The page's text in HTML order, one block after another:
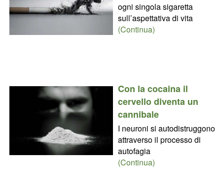
ogni singola sigaretta
sull’aspettativa di vita
(Continua)
Con la cocaina il
cervello diventa un
cannibale
I neuroni si autodistruggono
attraverso il processo di
autofagia
(Continua)